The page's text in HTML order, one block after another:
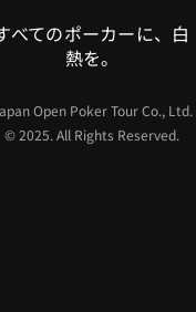
べてのポーカーに、白
熱を。
Open Poker Tour Co., Ltd.
© 2025. All Rights Reserved.